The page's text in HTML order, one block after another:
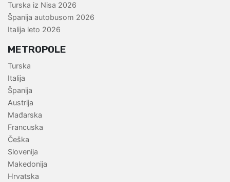
Turska iz Nisa 2026
Španija autobusom 2026
Italija leto 2026
METROPOLE
Turska
Italija
Španija
Austrija
Mađarska
Francuska
Češka
Slovenija
Makedonija
Hrvatska